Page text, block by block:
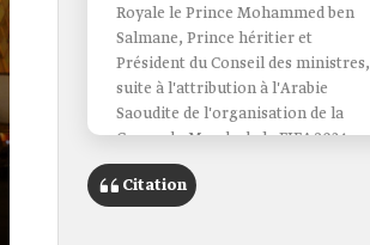
Royale le Prince Mohammed ben
Salmane, Prince héritier et
Président du Conseil des ministres,
suite à l'attribution à l'Arabie
Saoudite de l'organisation de la
Coupe du Monde de la FIFA 2034.
Date de création
11 décembre 2024.
Citation